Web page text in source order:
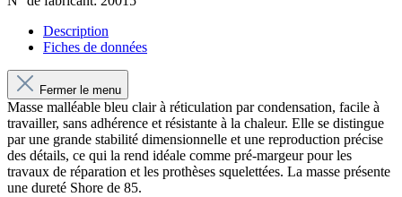
Description
Fiches de données
Fermer le menu
Masse malléable bleu clair à réticulation par condensation, facile à
travailler, sans adhérence et résistante à la chaleur. Elle se distingue
par une grande stabilité dimensionnelle et une reproduction précise
des détails, ce qui la rend idéale comme pré-margeur pour les
travaux de réparation et les prothèses squelettées. La masse présente
une dureté Shore de 85.